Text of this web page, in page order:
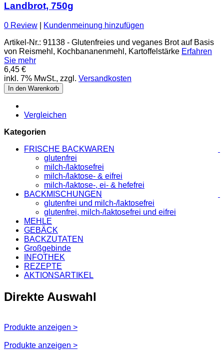
Landbrot, 750g
0 Review
Kundenmeinung hinzufügen
Artikel-Nr.: 91138 - Glutenfreies und veganes Brot auf Basis
von Reismehl, Kochbananenmehl, Kartoffelstärke Erfahren
Sie mehr
6,45 €
inkl. 7% MwSt., zzgl. Versandkosten
In den Warenkorb
Vergleichen
Kategorien
FRISCHE BACKWAREN
glutenfrei
milch-/laktosefrei
milch-/laktose- & eifrei
milch-/laktose-, ei- & hefefrei
BACKMISCHUNGEN
glutenfrei und milch-/laktosefrei
glutenfrei, milch-/laktosefrei und eifrei
MEHLE
GEBÄCK
BACKZUTATEN
Großgebinde
INFOTHEK
REZEPTE
AKTIONSARTIKEL
Direkte Auswahl
Produkte anzeigen >
Produkte anzeigen >